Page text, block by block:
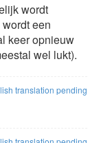
wordt
een
keer opnieuw
wel lukt).
translation pending